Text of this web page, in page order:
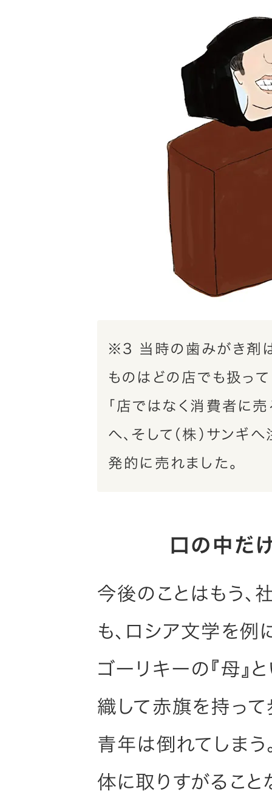
※3 当時の歯みがき剤は
ものはどの店でも扱っ
「店ではなく消費者に
へ、そして（株）サンギ
発的に売れました。
口の中だ
今後のことはもう、
も、ロシア文学を例
ゴーリキーの『母』
織して赤旗を持って
青年は倒れてしまう
体に取りすがること